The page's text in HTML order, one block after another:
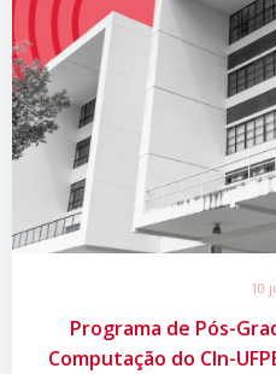
10
Programa de Pós-
Computação do CIn-